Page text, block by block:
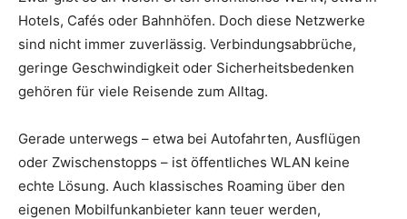
Hotels, Cafés oder Bahnhöfen. Doch diese Netzwerke
sind nicht immer zuverlässig. Verbindungsabbrüche,
geringe Geschwindigkeit oder Sicherheitsbedenken
gehören für viele Reisende zum Alltag.
Gerade unterwegs – etwa bei Autofahrten, Ausflügen
oder Zwischenstopps – ist öffentliches WLAN keine
echte Lösung. Auch klassisches Roaming über den
eigenen Mobilfunkanbieter kann teuer werden,